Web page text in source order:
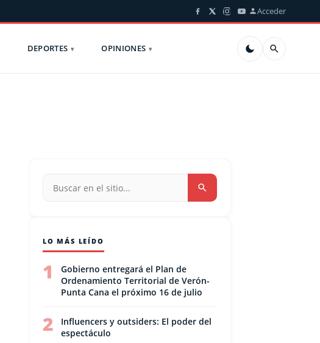
Acceder
DEPORTES OPINIONES
LO MÁS LEÍDO
1
Gobierno entregará el Plan de
Ordenamiento Territorial de Verón-
Punta Cana el próximo 16 de julio
2
Influencers y outsiders: El poder del
espectáculo